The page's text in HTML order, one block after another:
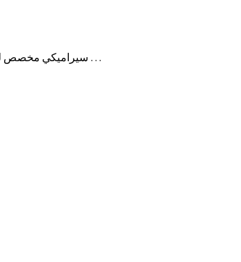
موقد شمع زيت عطري سيراميكي مخصص للبيع بالجملة